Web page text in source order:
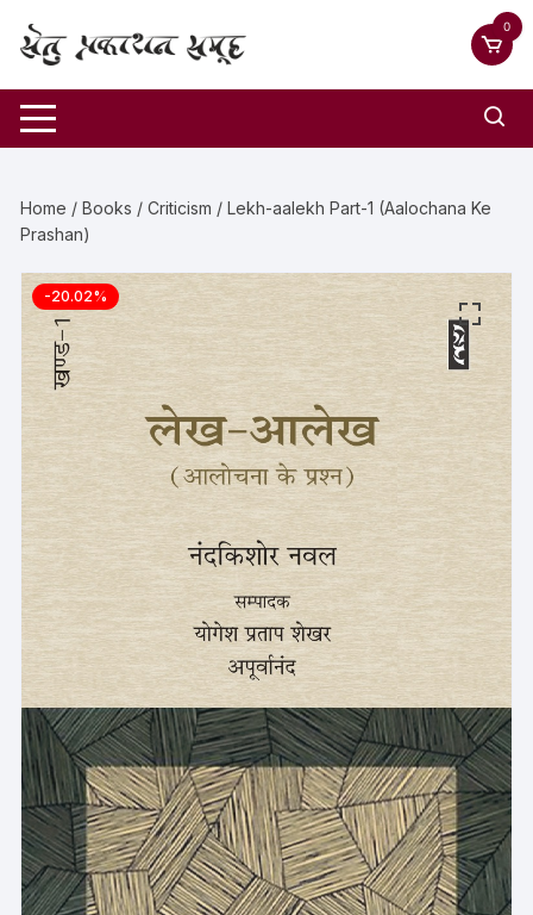
0
Home /Books /Criticism / Lekh-aalekh Part-1 (Aalochana Ke
Prashan)
-20.02%